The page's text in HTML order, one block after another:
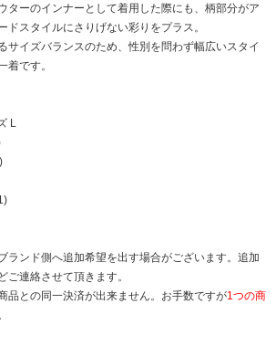
ターのインナーとして着用した際にも、柄部分がア
ドスタイルにさりげない彩りをプラス。
サイズバランスのため、性別を問わず幅広いスタイ
着です。
L
ランド側へ追加希望を出す場合がございます。追加
ご連絡させて頂きます。
品との同一決済が出来ません。お手数ですが1つの商